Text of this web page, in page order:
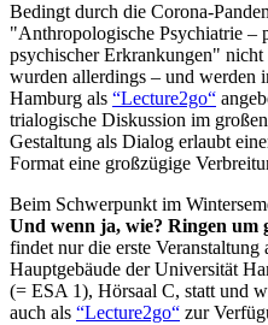
Bedingt durch die Corona-
"Anthropologische Psychiatrie –
psychischer Erkrankungen"
wurden allerdings – und werden
Hamburg als “Lecture2go“
trialogische Diskussion im
Gestaltung als Dialog erlaubt
Format eine großzügige
Beim Schwerpunkt im
Und wenn ja, wie? Ringen um
findet nur die erste
Hauptgebäude der Universität
(= ESA 1), Hörsaal C, statt und
auch als “Lecture2go“ zur